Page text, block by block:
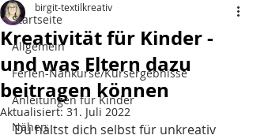
Startseite
Allgemein
Ferien-Nähkurse/Kursergebnisse
Anleitungen für Kinder
Nähen
Kreativität für Kinder -
und was Eltern dazu
beitragen können
birgit-textilkreativ
Aktualisiert: 31. Juli 2022
Du hältst dich selbst für unkreativ